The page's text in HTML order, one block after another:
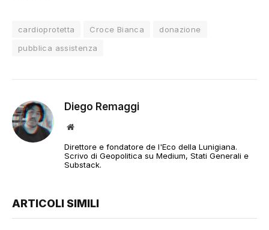
cardioprotetta Croce Bianca
donazione
pubblica assistenza
Diego Remaggi
Sito
Direttore e fondatore de l'Eco della Lunigiana.
Scrivo di Geopolitica su Medium, Stati Generali e
Substack.
ARTICOLI SIMILI